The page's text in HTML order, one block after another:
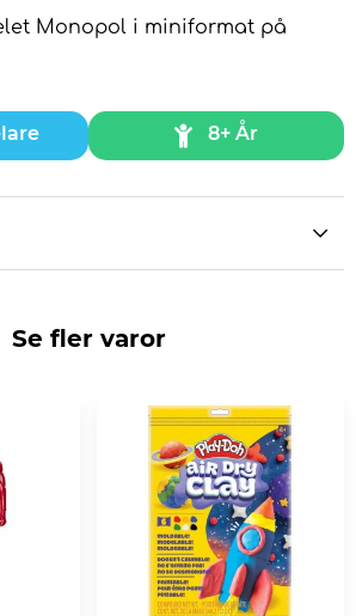
Monopol i miniformat på
8+ År
Se fler varor